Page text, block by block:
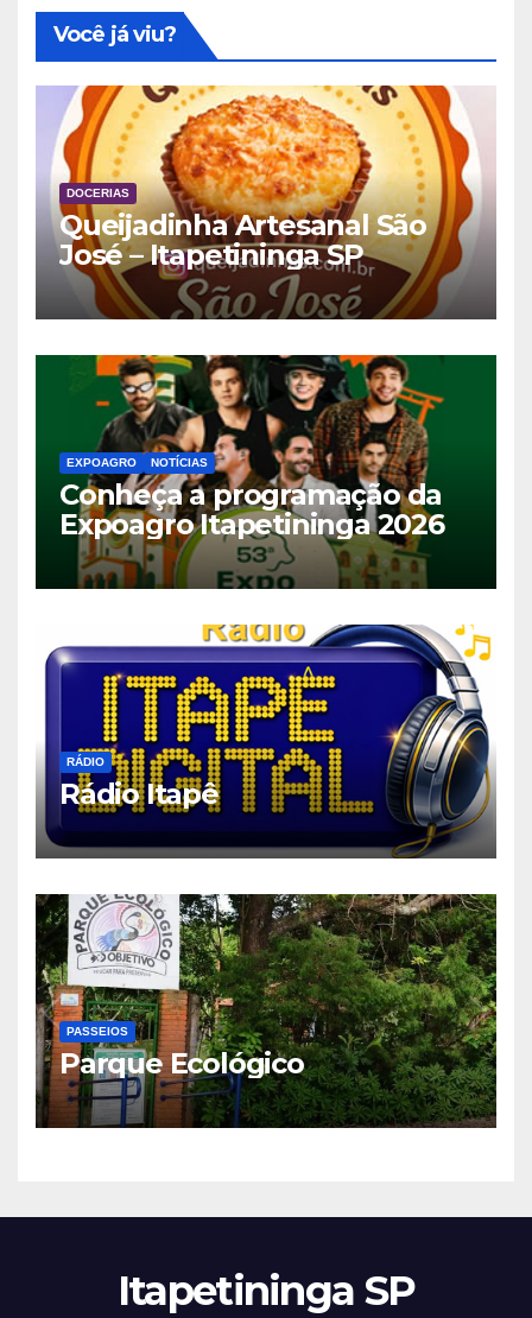
Você já viu?
DOCERIAS
Queijadinha Artesanal São
José – Itapetininga SP
EXPOAGRO NOTÍCIAS
Conheça a programação da
Expoagro Itapetininga 2026
RÁDIO
Rádio Itapê
PASSEIOS
Parque Ecológico
Itapetininga SP